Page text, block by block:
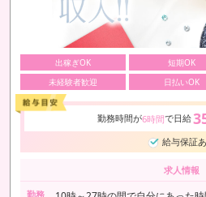
出稼ぎOK 短期OK
未経験者歓迎
日払いOK
勤務時間が6時間で日給
給与保証
求人情報
勤務